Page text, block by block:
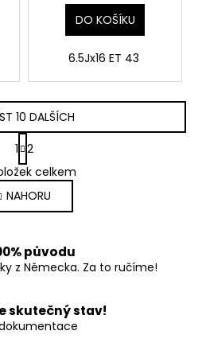
DO KOŠÍKU
6.5Jx16 ET 43
O
v
l
á
a
c
p
r
10 DALŠÍCH
S
t
r
á
n
k
v
á
n
1 2
celkem
NAHORU
původu
z Německa. Za to ručíme!
skutečný stav!